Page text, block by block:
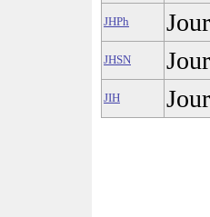
JHPh
JHSN
JIH